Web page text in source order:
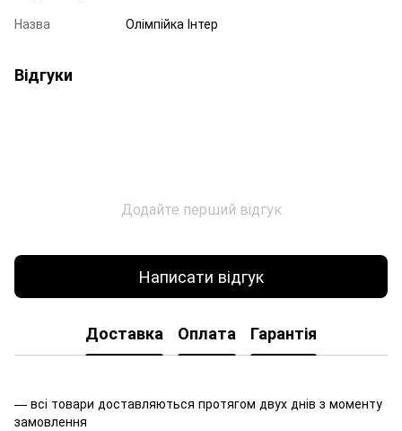
Назва Олімпійка Інтер
Відгуки
Додайте перший відгук
Написати відгук
Доставка Оплата Гарантія
— всі товари доставляються протягом двух днів з моменту
замовлення